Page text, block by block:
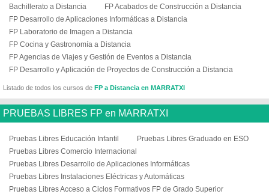
Bachillerato a Distancia
FP Acabados de Construcción a Distancia
FP Desarrollo de Aplicaciones Informáticas a Distancia
FP Laboratorio de Imagen a Distancia
FP Cocina y Gastronomía a Distancia
FP Agencias de Viajes y Gestión de Eventos a Distancia
FP Desarrollo y Aplicación de Proyectos de Construcción a Distancia
Listado de todos los cursos de FP a Distancia en MARRATXI
PRUEBAS LIBRES FP en MARRATXI
Pruebas Libres Educación Infantil
Pruebas Libres Graduado en ESO
Pruebas Libres Comercio Internacional
Pruebas Libres Desarrollo de Aplicaciones Informáticas
Pruebas Libres Instalaciones Eléctricas y Automáticas
Pruebas Libres Acceso a Ciclos Formativos FP de Grado Superior